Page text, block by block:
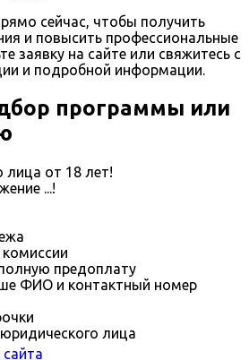
сейчас, чтобы получить
и повысить профессиональные
заявку на сайте или свяжитесь с
и подробной информации.
программы или
от 18 лет!
...!
предоплату
ФИО и контактный номер
лица